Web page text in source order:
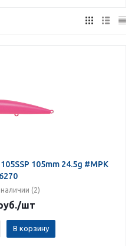
105mm 24.5g #MPK
наличии (2)
/шт
В корзину